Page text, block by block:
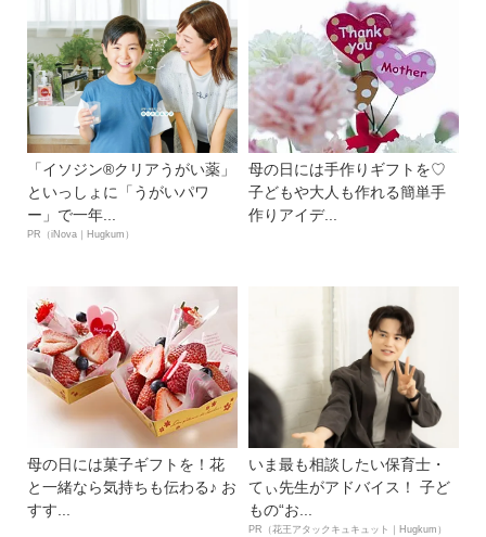
「イソジン®クリアうがい薬」
といっしょに「うがいパワ
ー」で一年...
PR（iNova｜Hugkum）
母の日には手作りギフトを♡
子どもや大人も作れる簡単手
作りアイデ...
母の日には菓子ギフトを！花
と一緒なら気持ちも伝わる♪ お
すす...
いま最も相談したい保育士・
てぃ先生がアドバイス！ 子ど
もの“お...
PR（花王アタックキュキュット｜Hugkum）